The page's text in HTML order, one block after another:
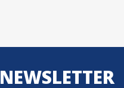
NEWSLETTER